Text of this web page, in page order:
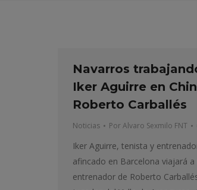
Navarros
Iker Aguirre en
Roberto Carballés
Noticias PorAlvaro Sexmilo FNT
Iker Aguirre, tenista y
afincado en Barcelona viajará a
entrenador de Roberto